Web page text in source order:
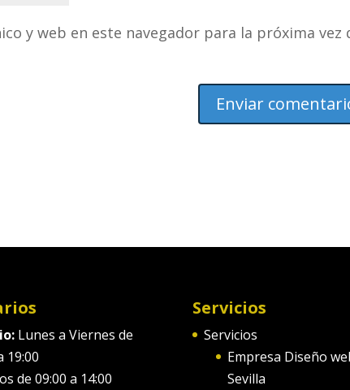
y web en este navegador para la próxima vez
Lunes a Viernes de
19:00
de 09:00 a 14:00
Servicios
Servicios
Empresa Diseño
Sevilla